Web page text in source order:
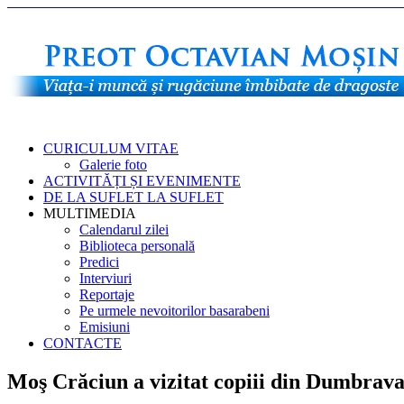
CURICULUM VITAE
Galerie foto
ACTIVITĂȚI ȘI EVENIMENTE
DE LA SUFLET LA SUFLET
MULTIMEDIA
Calendarul zilei
Biblioteca personală
Predici
Interviuri
Reportaje
Pe urmele nevoitorilor basarabeni
Emisiuni
CONTACTE
Moş Crăciun a vizitat copiii din Dumbrava